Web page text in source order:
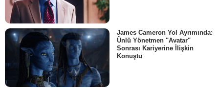
James Cameron Yol Ayrımında:
Ünlü Yönetmen "Avatar"
Sonrası Kariyerine İlişkin
Konuştu